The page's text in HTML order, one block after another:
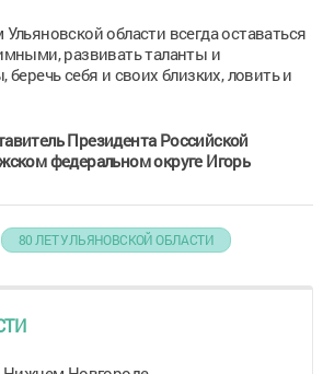
области всегда оставаться
развивать таланты и
себя и своих близких, ловить и
Президента Российской
федеральном округе Игорь
80 ЛЕТ УЛЬЯНОВСКОЙ ОБЛАСТИ